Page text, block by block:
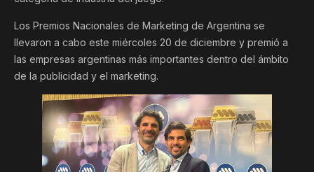
Los Premios Nacionales de Marketing de Argentina se
llevaron a cabo este miércoles 20 de diciembre y premió a
las empresas argentinas más importantes dentro del ámbito
de la publicidad y el marketing.